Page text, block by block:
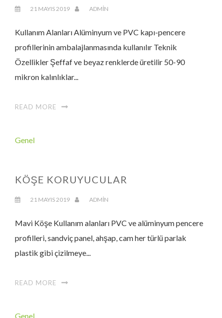
21 MAYIS 2019 ADMIN
Kullanım Alanları Alüminyum ve PVC kapı-pencere
profillerinin ambalajlanmasında kullanılır Teknik
Özellikler Şeffaf ve beyaz renklerde üretilir 50-90
mikron kalınlıklar...
READ MORE
Genel
KÖŞE KORUYUCULAR
21 MAYIS 2019 ADMIN
Mavi Köşe Kullanım alanları PVC ve alüminyum pencere
profilleri, sandviç panel, ahşap, cam her türlü parlak
plastik gibi çizilmeye...
READ MORE
Genel